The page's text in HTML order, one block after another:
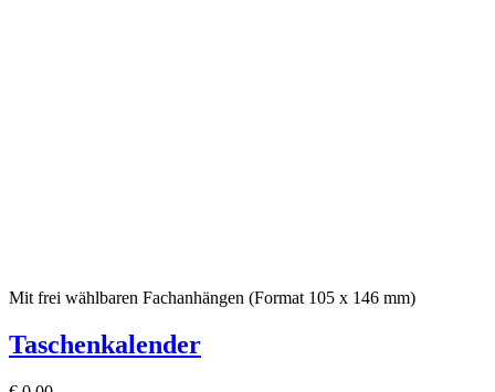
Mit frei wählbaren Fachanhängen (Format 105 x 146 mm)
Taschenkalender